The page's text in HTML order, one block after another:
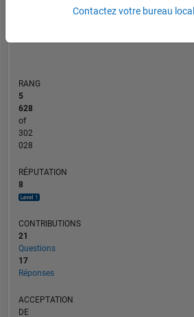
RANG
5
628
of
302
028
RÉPUTATION
8
CONTRIBUTIONS
21
Questions
17
Réponses
ACCEPTATION
DE
Contactez votre bureau local